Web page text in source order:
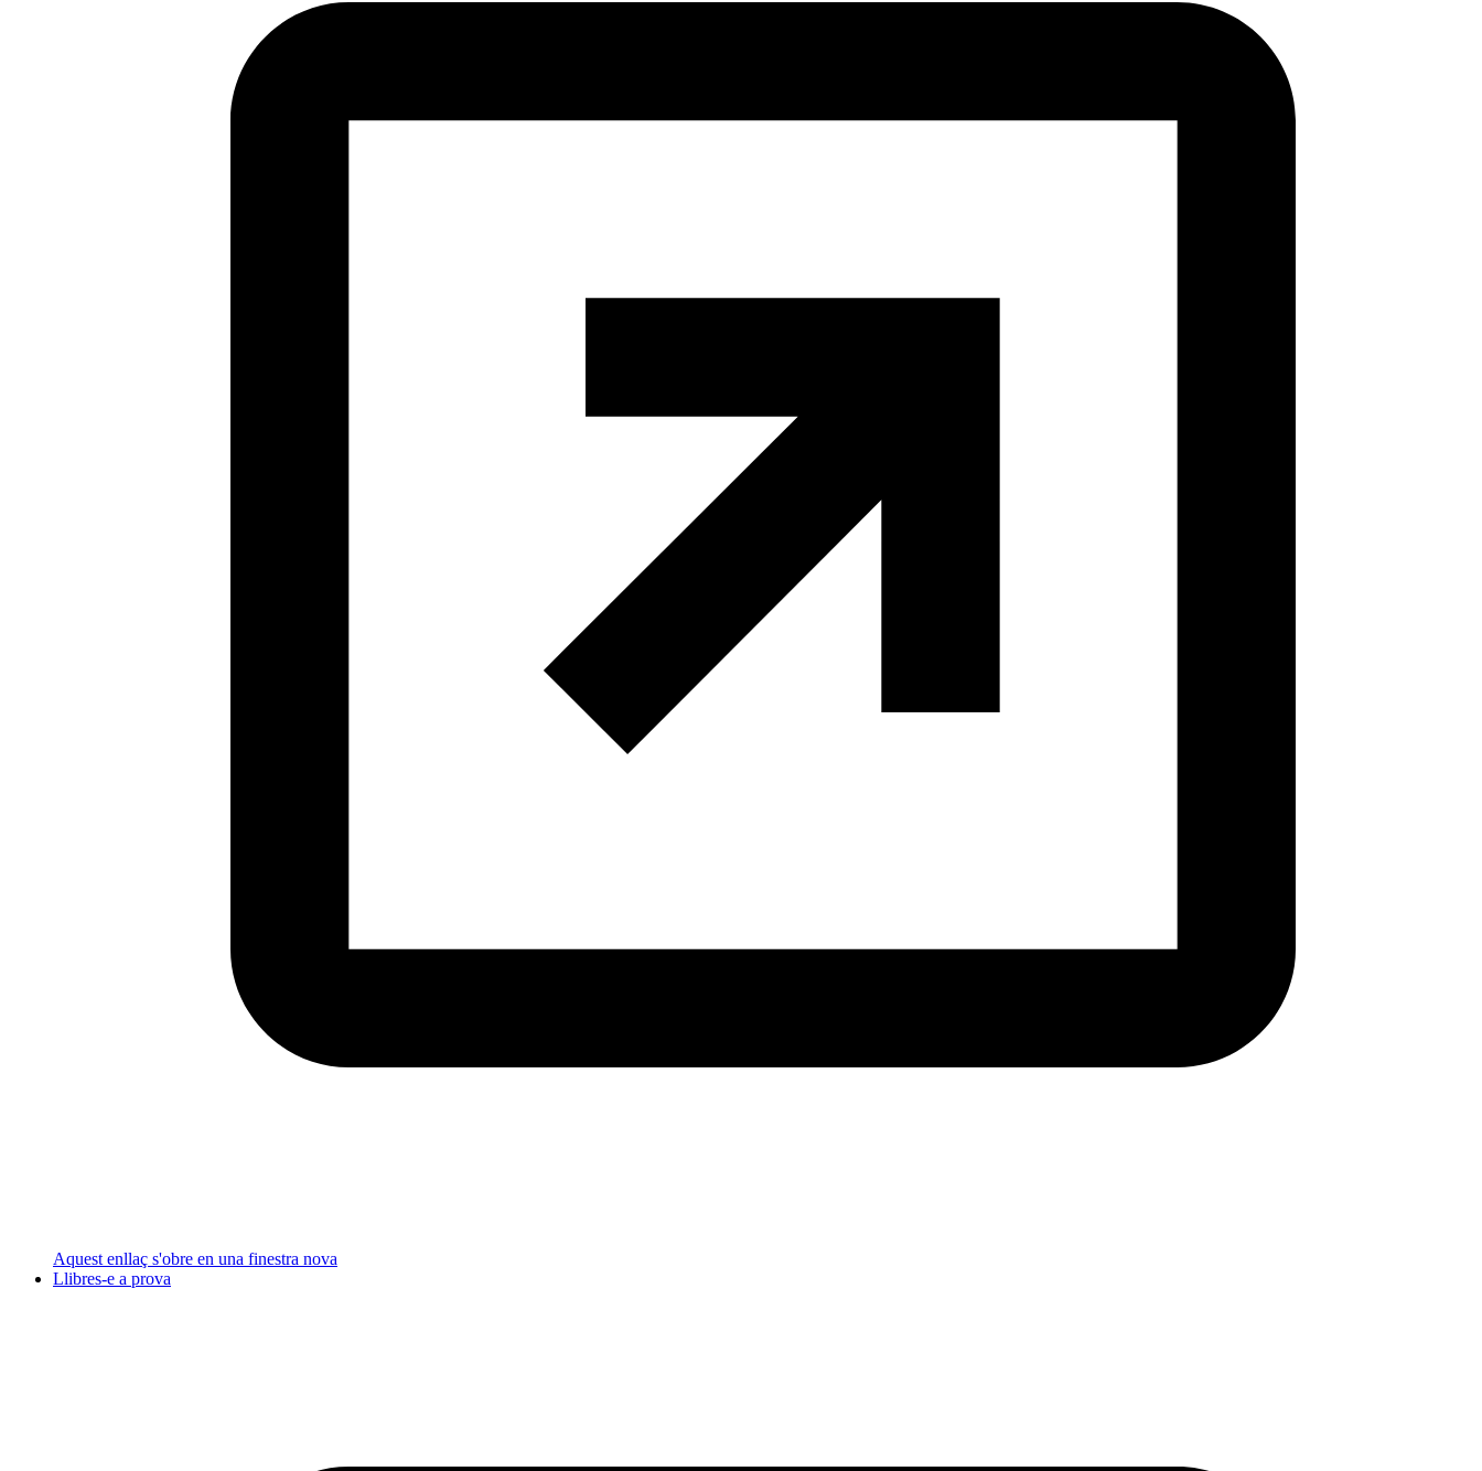
Aquest enllaç s'obre en una finestra nova
Llibres-e a prova